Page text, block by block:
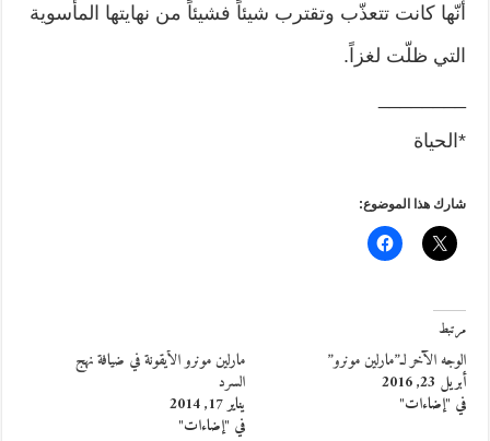
أنّها كانت تتعذّب وتقترب شيئاً فشيئاً من نهايتها المأسوية
التي ظلّت لغزاً.
*الحياة
شارك هذا الموضوع:
مرتبط
الوجه الآخر لـ”مارلين مونرو”
أبريل 23, 2016
في "إضاءات"
مارلين مونرو الأيقونة في ضيافة نهج
السرد
يناير 17, 2014
في "إضاءات"